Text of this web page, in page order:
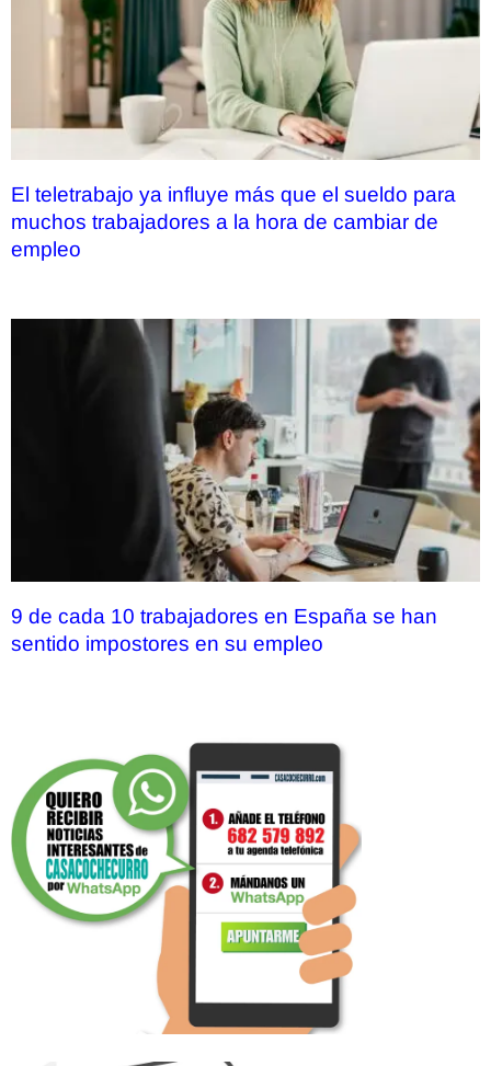
El teletrabajo ya influye más que el sueldo para
muchos trabajadores a la hora de cambiar de
empleo
9 de cada 10 trabajadores en España se han
sentido impostores en su empleo